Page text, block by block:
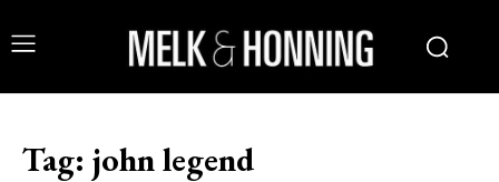
Tag: john legend